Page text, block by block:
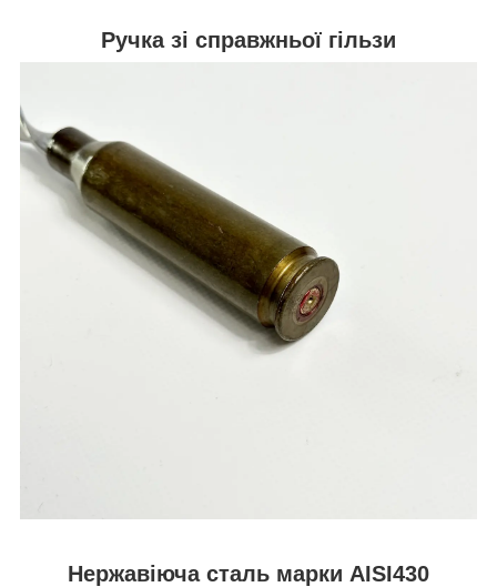
Ручка зі справжньої гільзи
Нержавіюча сталь марки AISI430